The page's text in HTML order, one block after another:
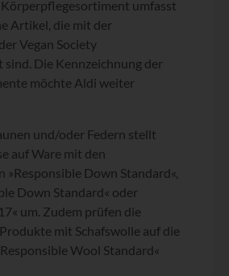
umfasst
Artikel, die mit der
Vegan Society
sind. Die Kennzeichnung der
möchte Aldi weiter
und/oder Federn stellt
auf Ware mit den
Down Standard«,
Down Standard« oder
um. Zudem prüfen die
mit Schafswolle auf die
Wool Standard«